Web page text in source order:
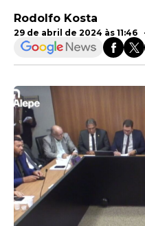
Rodolfo Kosta
29 de abril de 2024 às 11:46